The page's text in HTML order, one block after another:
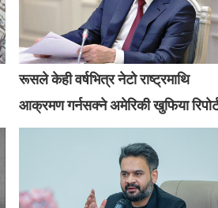
रूसले केही वर्षभित्र नेटो राष्ट्रमाथि
आक्रमण गर्नसक्ने अमेरिकी खुफिया